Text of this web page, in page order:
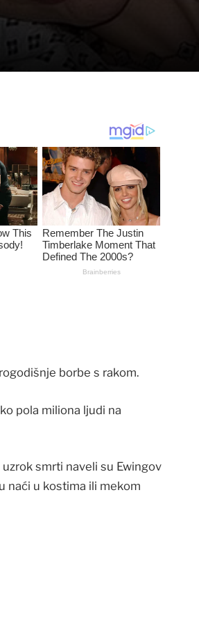
borbe s rakom.
pola miliona ljudi na
smrti naveli su Ewingov
naći u kostima ili mekom